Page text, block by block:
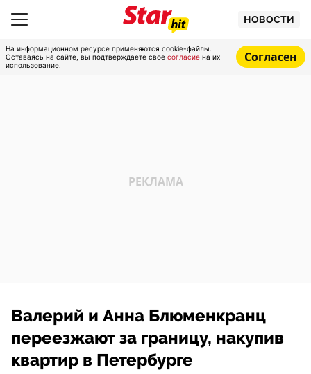
НОВОСТИ
На информационном ресурсе применяются cookie-файлы.
Оставаясь на сайте, вы подтверждаете свое согласие на их
использование.
Согласен
Валерий и Анна Блюменкранц
переезжают за границу, накупив
квартир в Петербурге